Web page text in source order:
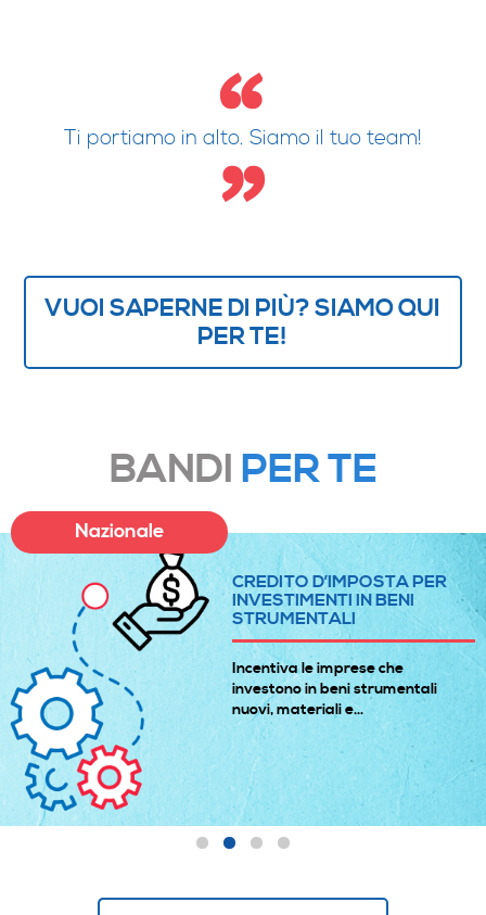
Ti portiamo in alto. Siamo il tuo team!
VUOI SAPERNE DI PIÙ? SIAMO QUI
PER TE!
BANDI PER TE
Nazionale
CREDITO D’IMPOSTA PER
INVESTIMENTI IN BENI
STRUMENTALI
Incentiva le imprese che
investono in beni strumentali
nuovi, materiali e...